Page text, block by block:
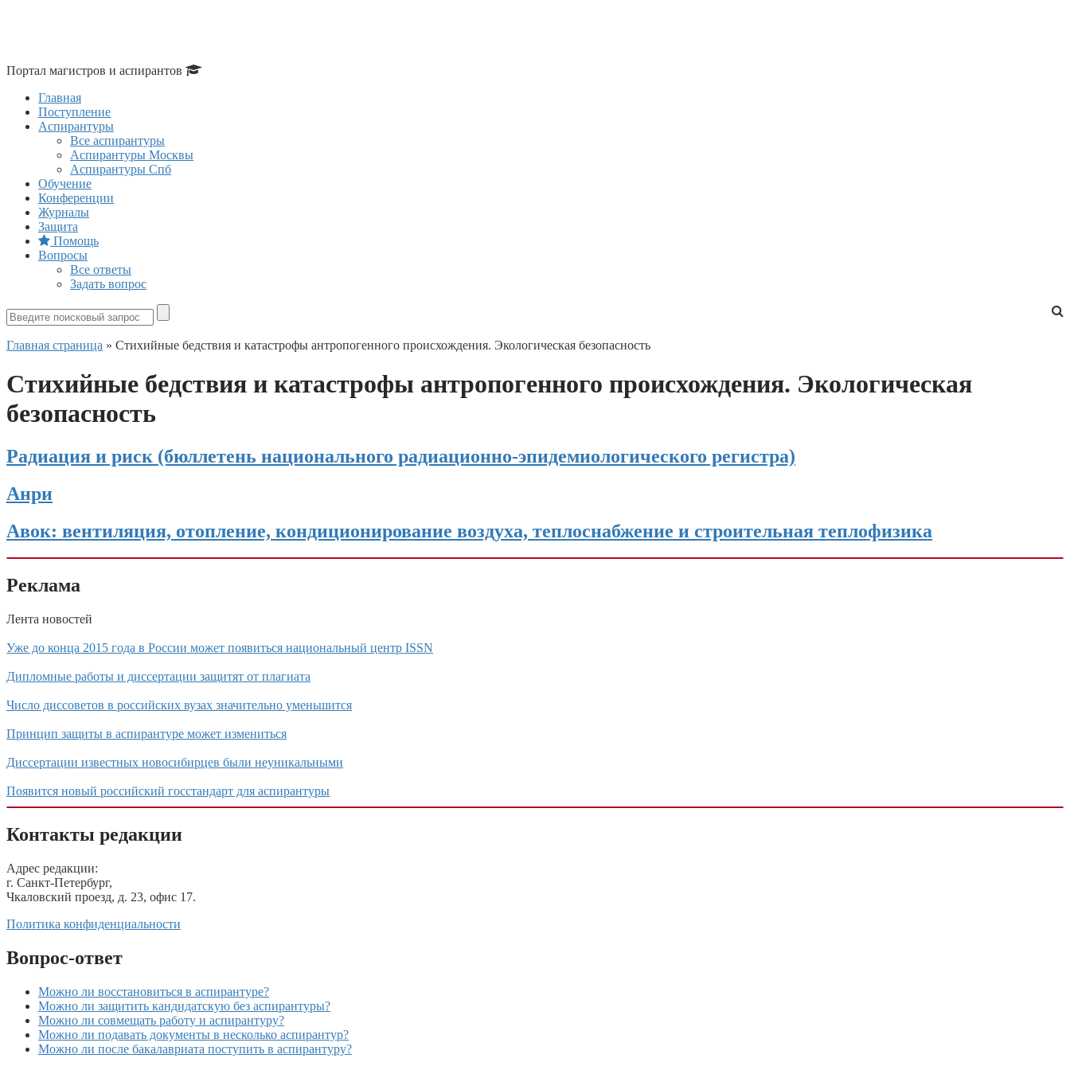
Портал магистров и аспирантов
Главная
Поступление
Аспирантуры
Все аспирантуры
Аспирантуры Москвы
Аспирантуры Спб
Обучение
Конференции
Журналы
Защита
Помощь
Вопросы
Все ответы
Задать вопрос
Главная страница » Стихийные бедствия и катастрофы антропогенного происхождения. Экологическая безопасность
Стихийные бедствия и катастрофы антропогенного происхождения. Экологическая
безопасность
Радиация и риск (бюллетень национального радиационно-эпидемиологического регистра)
Анри
Авок: вентиляция, отопление, кондиционирование воздуха, теплоснабжение и строительная теплофизика
Реклама
Лента новостей
Уже до конца 2015 года в России может появиться национальный центр ISSN
Дипломные работы и диссертации защитят от плагиата
Число диссоветов в российских вузах значительно уменьшится
Принцип защиты в аспирантуре может измениться
Диссертации известных новосибирцев были неуникальными
Появится новый российский госстандарт для аспирантуры
Контакты редакции
Адрес редакции:
г. Санкт-Петербург,
Чкаловский проезд, д. 23, офис 17.
Политика конфиденциальности
Вопрос-ответ
Можно ли восстановиться в аспирантуре?
Можно ли защитить кандидатскую без аспирантуры?
Можно ли совмещать работу и аспирантуру?
Можно ли подавать документы в несколько аспирантур?
Можно ли после бакалавриата поступить в аспирантуру?